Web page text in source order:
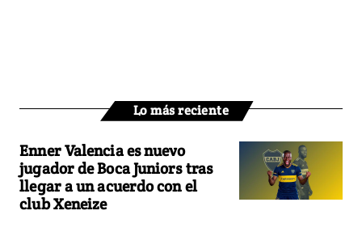
Lo más reciente
Enner Valencia es nuevo
jugador de Boca Juniors tras
llegar a un acuerdo con el
club Xeneize